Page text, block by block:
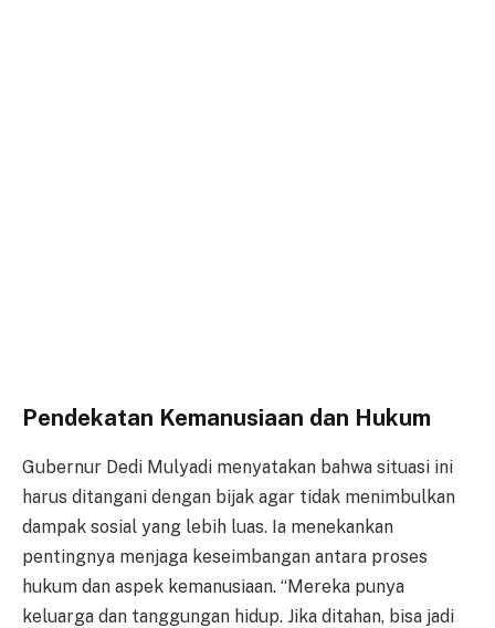
Pendekatan Kemanusiaan dan Hukum
Gubernur Dedi Mulyadi menyatakan bahwa situasi ini
harus ditangani dengan bijak agar tidak menimbulkan
dampak sosial yang lebih luas. Ia menekankan
pentingnya menjaga keseimbangan antara proses
hukum dan aspek kemanusiaan. “Mereka punya
keluarga dan tanggungan hidup. Jika ditahan, bisa jadi